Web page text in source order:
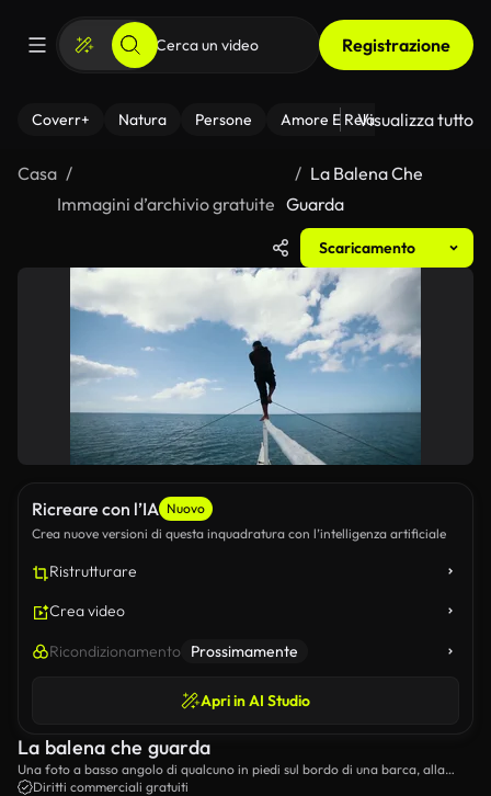
Registrazione
Coverr+ Natura Persone Amore E Relazioni Il
Visualizza tutto
Casa
Immagini d’archivio gratuite
La Balena Che
Guarda
Scaricamento
Ricreare con l’IA Nuovo
Crea nuove versioni di questa inquadratura con l’intelligenza artificiale
Ristrutturare
Crea video
Ricondizionamento Prossimamente
Apri in AI Studio
La balena che guarda
Una foto a basso angolo di qualcuno in piedi sul bordo di una barca, alla
ricerca di balene.
Diritti commerciali gratuiti